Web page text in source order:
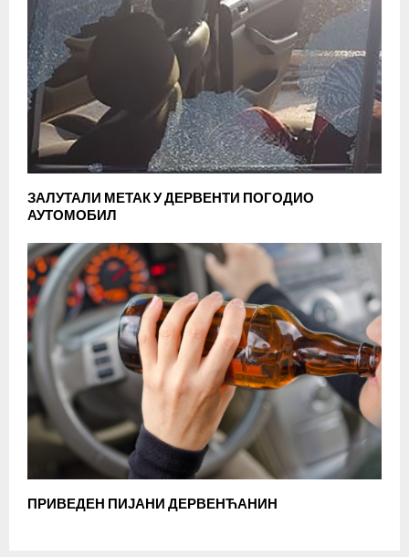
ЗАЛУТАЛИ МЕТАК У ДЕРВЕНТИ ПОГОДИО
АУТОМОБИЛ
ПРИВЕДЕН ПИЈАНИ ДЕРВЕНЋАНИН